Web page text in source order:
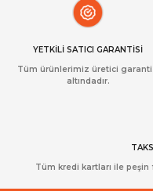
YETKİLİ SATICI GARANTİSİ
Tüm ürünlerimiz üretici
altındadır.
Tüm kredi kartları ile peşin